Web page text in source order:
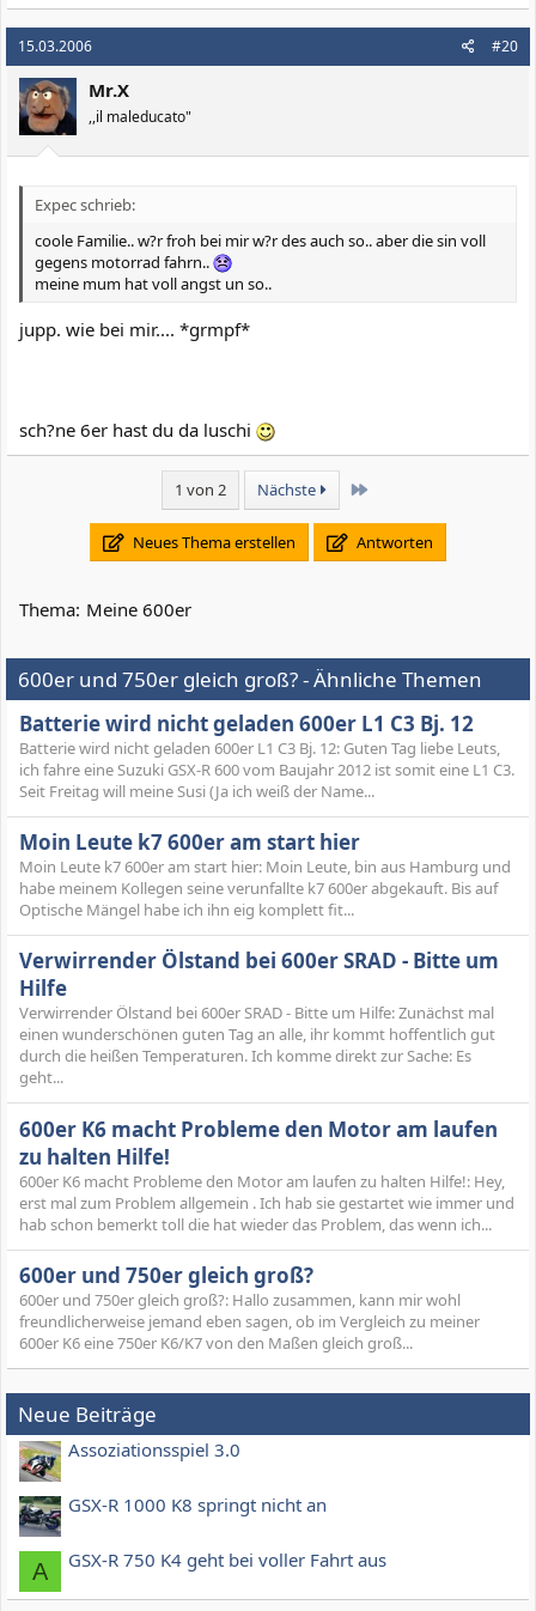
15.03.2006 #20
Mr.X
,,il maleducato"
Expec schrieb:
coole Familie.. w?r froh bei mir w?r des auch so.. aber die sin voll
gegens motorrad fahrn..
meine mum hat voll angst un so..
jupp. wie bei mir.... *grmpf*
sch?ne 6er hast du da luschi
1 von 2 Nächste Letzte
Neues Thema erstellen Antworten
Thema: Meine 600er
600er und 750er gleich groß? - Ähnliche Themen
Batterie wird nicht geladen 600er L1 C3 Bj. 12
Batterie wird nicht geladen 600er L1 C3 Bj. 12: Guten Tag liebe Leuts,
ich fahre eine Suzuki GSX-R 600 vom Baujahr 2012 ist somit eine L1 C3.
Seit Freitag will meine Susi (Ja ich weiß der Name...
Moin Leute k7 600er am start hier
Moin Leute k7 600er am start hier: Moin Leute, bin aus Hamburg und
habe meinem Kollegen seine verunfallte k7 600er abgekauft. Bis auf
Optische Mängel habe ich ihn eig komplett fit...
Verwirrender Ölstand bei 600er SRAD - Bitte um
Hilfe
Verwirrender Ölstand bei 600er SRAD - Bitte um Hilfe: Zunächst mal
einen wunderschönen guten Tag an alle, ihr kommt hoffentlich gut
durch die heißen Temperaturen. Ich komme direkt zur Sache: Es
geht...
600er K6 macht Probleme den Motor am laufen
zu halten Hilfe!
600er K6 macht Probleme den Motor am laufen zu halten Hilfe!: Hey,
erst mal zum Problem allgemein . Ich hab sie gestartet wie immer und
hab schon bemerkt toll die hat wieder das Problem, das wenn ich...
600er und 750er gleich groß?
600er und 750er gleich groß?: Hallo zusammen, kann mir wohl
freundlicherweise jemand eben sagen, ob im Vergleich zu meiner
600er K6 eine 750er K6/K7 von den Maßen gleich groß...
Neue Beiträge
Assoziationsspiel 3.0
GSX-R 1000 K8 springt nicht an
A GSX-R 750 K4 geht bei voller Fahrt aus